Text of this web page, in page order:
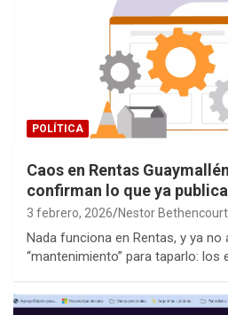
POLÍTICA
Caos en Rentas
confirman lo que ya
3 febrero, 2026 Nestor Bethencourt
Nada funciona en Rentas, y ya
“mantenimiento” para taparlo: los